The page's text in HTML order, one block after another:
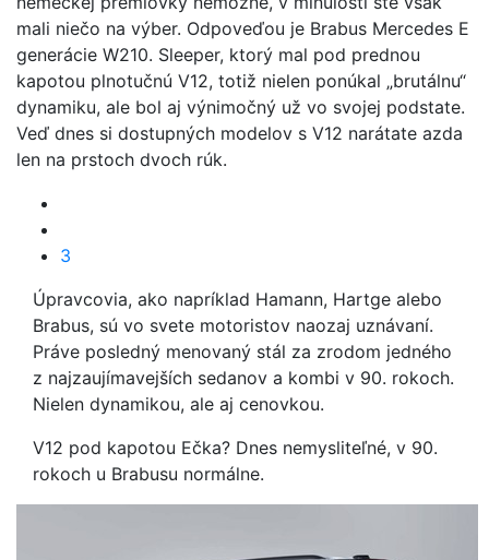
mali niečo na výber. Odpoveďou je Brabus Mercedes E
generácie W210. Sleeper, ktorý mal pod prednou
kapotou plnotučnú V12, totiž nielen ponúkal „brutálnu“
dynamiku, ale bol aj výnimočný už vo svojej podstate.
Veď dnes si dostupných modelov s V12 narátate azda
len na prstoch dvoch rúk.
3
Úpravcovia, ako napríklad Hamann, Hartge alebo
Brabus, sú vo svete motoristov naozaj uznávaní.
Práve posledný menovaný stál za zrodom jedného
z najzaujímavejších sedanov a kombi v 90. rokoch.
Nielen dynamikou, ale aj cenovkou.
V12 pod kapotou Ečka? Dnes nemysliteľné, v 90.
rokoch u Brabusu normálne.